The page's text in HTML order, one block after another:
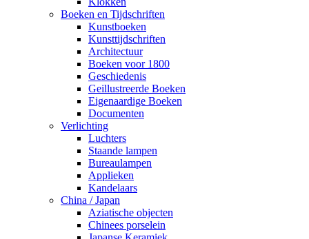
Boeken en Tijdschriften
Kunstboeken
Kunsttijdschriften
Architectuur
Boeken voor 1800
Geschiedenis
Geillustreerde Boeken
Eigenaardige Boeken
Documenten
Verlichting
Luchters
Staande lampen
Bureaulampen
Applieken
Kandelaars
China / Japan
Aziatische objecten
Chinees porselein